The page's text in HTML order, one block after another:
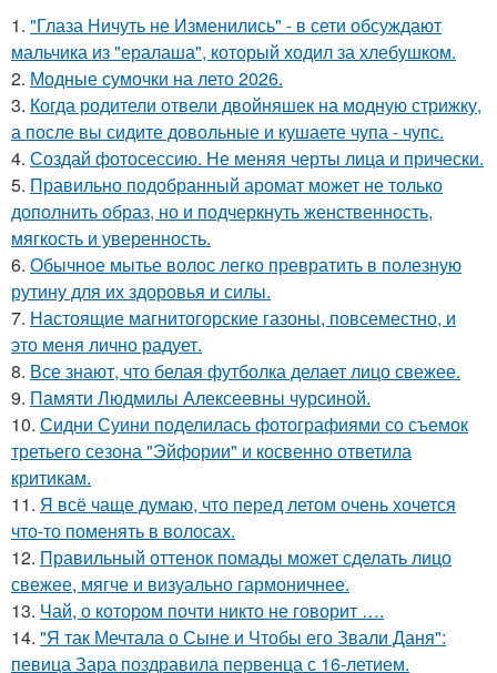
1. "Глаза Ничуть не Изменились" - в сети обсуждают
мальчика из "ералаша", который ходил за хлебушком.
2. Модные сумочки на лето 2026.
3. Когда родители отвели двойняшек на модную стрижку,
а после вы сидите довольные и кушаете чупа - чупс.
4. Создай фотосессию. Не меняя черты лица и прически.
5. Правильно подобранный аромат может не только
дополнить образ, но и подчеркнуть женственность,
мягкость и уверенность.
6. Обычное мытье волос легко превратить в полезную
рутину для их здоровья и силы.
7. Настоящие магнитогорские газоны, повсеместно, и
это меня лично радует.
8. Все знают, что белая футболка делает лицо свежее.
9. Памяти Людмилы Алексеевны чурсиной.
10. Сидни Суини поделилась фотографиями со съемок
третьего сезона "Эйфории" и косвенно ответила
критикам.
11. Я всё чаще думаю, что перед летом очень хочется
что-то поменять в волосах.
12. Правильный оттенок помады может сделать лицо
свежее, мягче и визуально гармоничнее.
13. Чай, о котором почти никто не говорит ….
14. "Я так Мечтала о Сыне и Чтобы его Звали Даня":
певица Зара поздравила первенца с 16-летием.